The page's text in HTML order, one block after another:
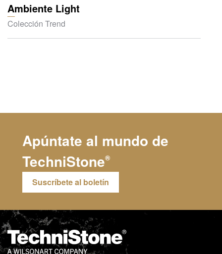
Ambiente Light
Colección Trend
Apúntate al mundo de
TechniStone®
Suscríbete al boletín